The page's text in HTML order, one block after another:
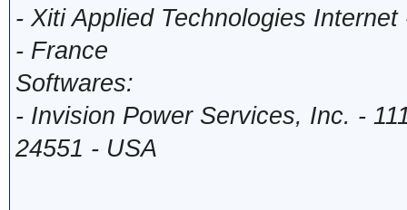
- Xiti Applied Technologies
- France
Softwares:
- Invision Power Services, Inc. -
24551 - USA